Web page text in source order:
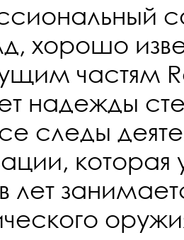
хорошо
частям
надежды
следы
которая
лет